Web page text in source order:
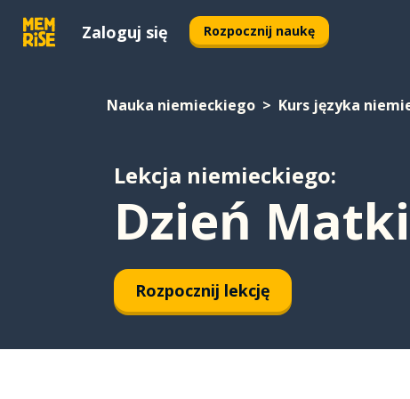
Zaloguj się Rozpocznij naukę
Nauka niemieckiego Kurs języka
Lekcja niemieckiego:
Dzień
Rozpocznij lekcję